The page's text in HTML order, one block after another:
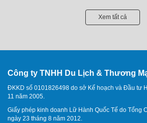
Xem tất cả
Công ty TNHH Du Lịch & Thương
ĐKKD số 0101826498 do sở Kế hoạch và Đầu tư
11 năm 2005.
Giấy phép kinh doanh Lữ Hành Quốc Tế do Tổng
ngày 23 tháng 8 năm 2012.